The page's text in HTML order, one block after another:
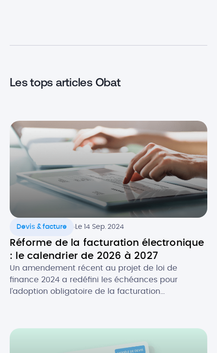
Les tops articles Obat
Devis & facture .Le 14 Sep. 2024
Réforme de la facturation électronique
: le calendrier de 2026 à 2027
Un amendement récent au projet de loi de
finance 2024 a redéfini les échéances pour
l’adoption obligatoire de la facturation
entreprises en France s’appliquera désormais à
partir du 1er septembre 2026. Quel est […]